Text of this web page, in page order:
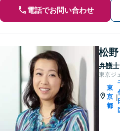
電話でお問い合わせ
松
弁護士
東京ジ
東
京
都
|